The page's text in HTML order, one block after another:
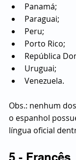
Panamá;
Paraguai;
Peru;
Porto Rico;
República
Uruguai;
Venezuela.
Obs.: nenhum
o espanhol
língua oficial
5 - Francês